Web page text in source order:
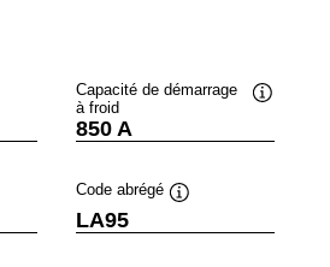
Capacité de démarrage
à froid
850 A
Code abrégé
LA95